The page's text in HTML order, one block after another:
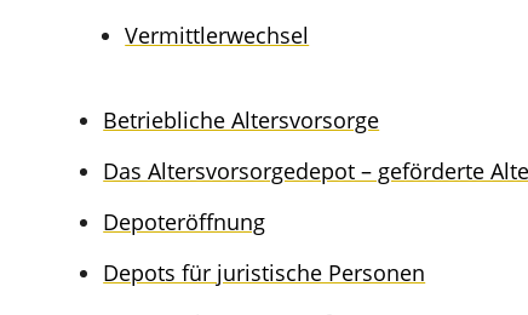
Vermitt­ler­wech­sel
Betrieb­li­che Altersvorsorge
Das Alters­vor­sor­ge­de­pot – geför­der­te
Depoter­öff­nung
Depots für juris­ti­sche Personen